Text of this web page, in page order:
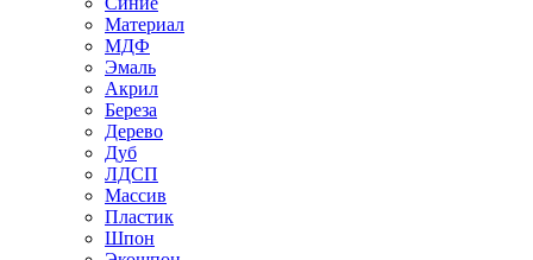
Материал
МДФ
Эмаль
Акрил
Береза
Дерево
Дуб
ЛДСП
Массив
Пластик
Шпон